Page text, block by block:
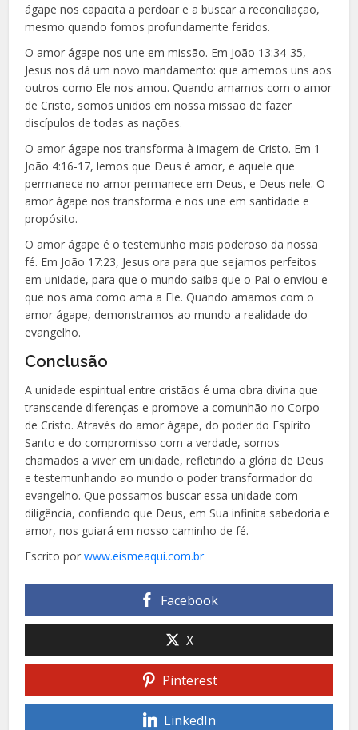
ágape nos capacita a perdoar e a buscar a reconciliação,
mesmo quando fomos profundamente feridos.
O amor ágape nos une em missão. Em João 13:34-35,
Jesus nos dá um novo mandamento: que amemos uns aos
outros como Ele nos amou. Quando amamos com o amor
de Cristo, somos unidos em nossa missão de fazer
discípulos de todas as nações.
O amor ágape nos transforma à imagem de Cristo. Em 1
João 4:16-17, lemos que Deus é amor, e aquele que
permanece no amor permanece em Deus, e Deus nele. O
amor ágape nos transforma e nos une em santidade e
propósito.
O amor ágape é o testemunho mais poderoso da nossa
fé. Em João 17:23, Jesus ora para que sejamos perfeitos
em unidade, para que o mundo saiba que o Pai o enviou e
que nos ama como ama a Ele. Quando amamos com o
amor ágape, demonstramos ao mundo a realidade do
evangelho.
Conclusão
A unidade espiritual entre cristãos é uma obra divina que
transcende diferenças e promove a comunhão no Corpo
de Cristo. Através do amor ágape, do poder do Espírito
Santo e do compromisso com a verdade, somos
chamados a viver em unidade, refletindo a glória de Deus
e testemunhando ao mundo o poder transformador do
evangelho. Que possamos buscar essa unidade com
diligência, confiando que Deus, em Sua infinita sabedoria e
amor, nos guiará em nosso caminho de fé.
Escrito porwww.eismeaqui.com.br
Facebook
X
Pinterest
LinkedIn